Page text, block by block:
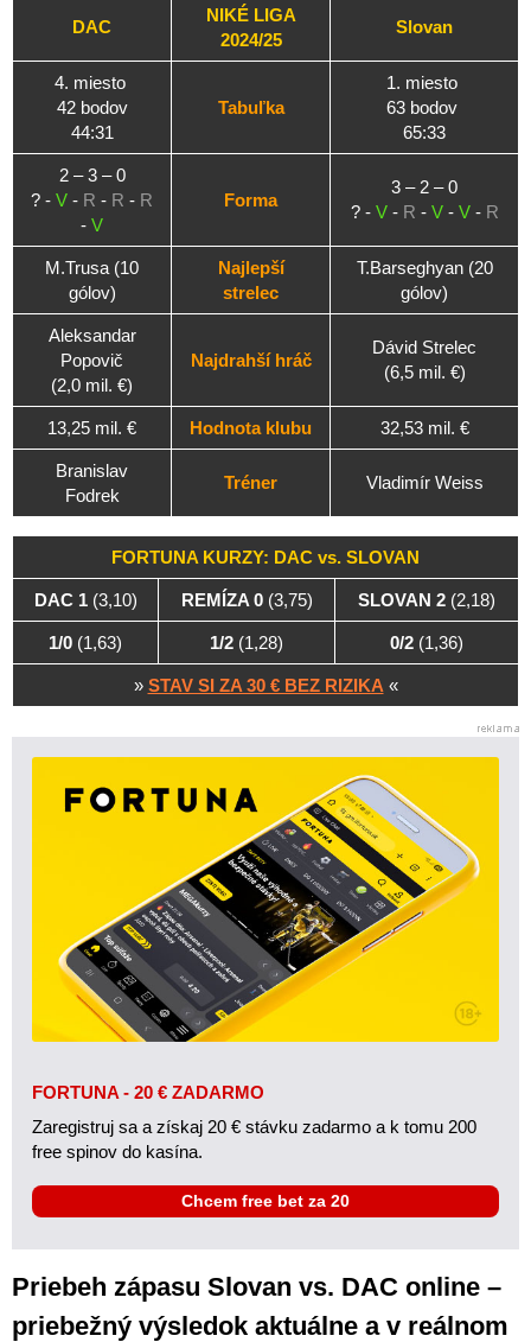
DAC
NIKÉ LIGA
2024/25
Slovan
4. miesto
42 bodov
44:31
Tabuľka
1. miesto
63 bodov
65:33
2 – 3 – 0
? - V - R - R - R
- V
Forma
3 – 2 – 0
? - V- R - V- V- R
M.Trusa (10
gólov)
Najlepší
strelec
T.Barseghyan (20
gólov)
Aleksandar
Popovič
(2,0 mil. €)
Najdrahší hráč
Dávid Strelec
(6,5 mil. €)
13,25 mil. € Hodnota klubu 32,53 mil. €
Branislav
Fodrek
Tréner Vladimír Weiss
FORTUNA KURZY: DAC vs. SLOVAN
DAC 1(3,10) REMÍZA 0(3,75) SLOVAN 2 (2,18)
1/0 (1,63) 1/2 (1,28) 0/2 (1,36)
» STAV SI ZA 30 € BEZ RIZIKA «
FORTUNA - 20 € ZADARMO
Zaregistruj sa a získaj 20 € stávku zadarmo a k tomu 200
free spinov do kasína.
Chcem free bet za 20
Priebeh zápasu Slovan vs. DAC online –
priebežný výsledok aktuálne a v reálnom